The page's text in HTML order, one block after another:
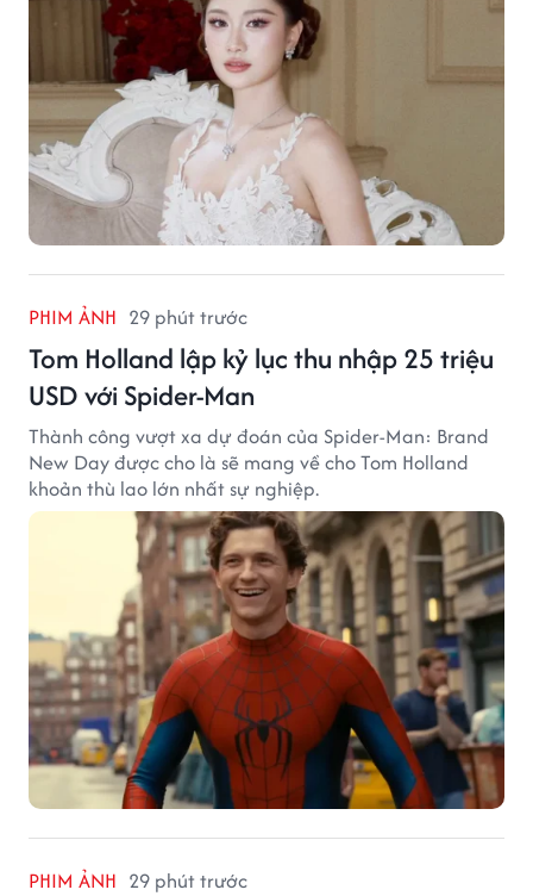
PHIM ẢNH 29 phút trước
Tom Holland lập kỷ lục thu nhập 25 triệu
USD với Spider-Man
Thành công vượt xa dự đoán của Spider-Man: Brand
New Day được cho là sẽ mang về cho Tom Holland
khoản thù lao lớn nhất sự nghiệp.
PHIM ẢNH 29 phút trước